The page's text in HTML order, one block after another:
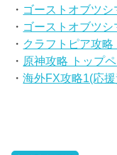
・ ゴーストオブツ
・ ゴーストオブツシ
・ クラフトピア攻
・ 原神攻略 トップ
・海外FX攻略1(応